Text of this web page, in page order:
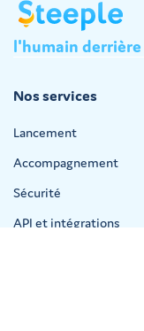
l'humain derrière
Nos services
Lancement
Accompagnement
Sécurité
API et intégrations